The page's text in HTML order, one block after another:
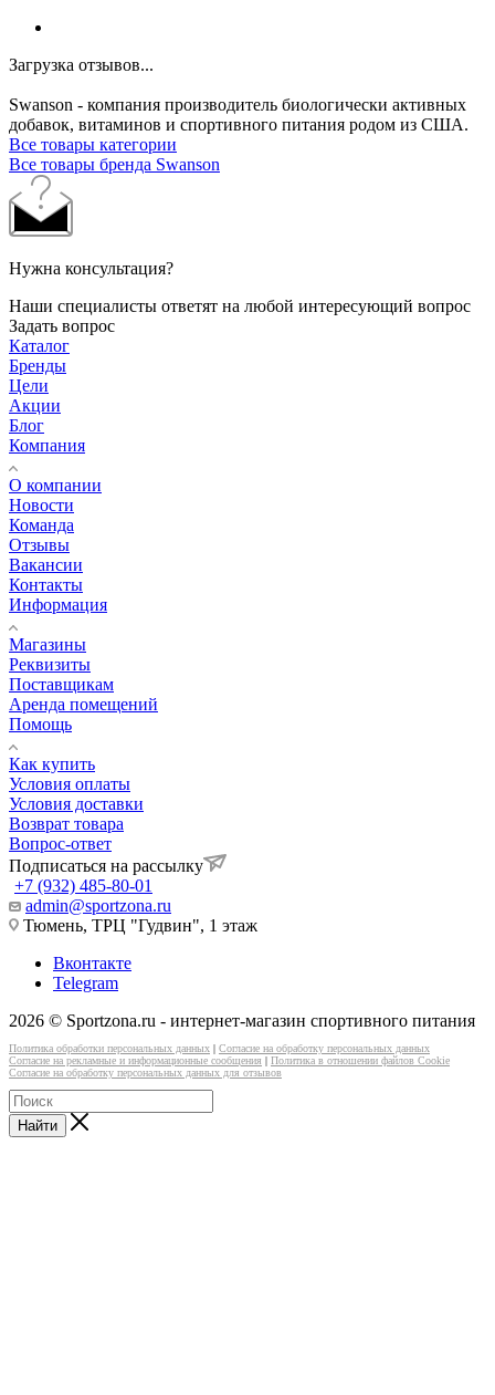
Загрузка отзывов...
Swanson - компания производитель биологически активных
добавок, витаминов и спортивного питания родом из США.
Все товары категории
Все товары бренда Swanson
Нужна консультация?
Наши специалисты ответят на любой интересующий вопрос
Задать вопрос
Каталог
Бренды
Цели
Акции
Блог
Компания
О компании
Новости
Команда
Отзывы
Вакансии
Контакты
Информация
Магазины
Реквизиты
Поставщикам
Аренда помещений
Помощь
Как купить
Условия оплаты
Условия доставки
Возврат товара
Вопрос-ответ
Подписаться на рассылку
+7 (932) 485-80-01
admin@sportzona.ru
Тюмень, ТРЦ "Гудвин", 1 этаж
Вконтакте
Telegram
2026 © Sportzona.ru - интернет-магазин спортивного питания
Политика обработки персональных данных | Согласие на обработку персональных данных
Согласие на рекламные и информационные сообщения | Политика в отношении файлов Cookie
Согласие на обработку персональных данных для отзывов
Найти